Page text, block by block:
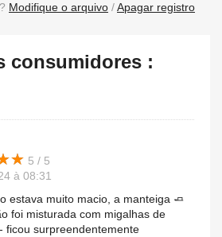
Modifique o arquivo /Apagar registro
consumidores :
★
★ 5 / 5
à 08:31
estava muito macio, a manteiga 🧈
foi misturada com migalhas de
ficou surpreendentemente